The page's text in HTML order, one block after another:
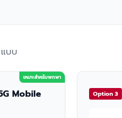
บบ
เหมาะสำหรับพกพา
Mobile
Option 3